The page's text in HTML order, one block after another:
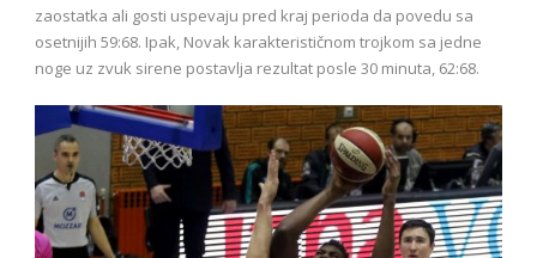
zaostatka ali gosti uspevaju pred kraj perioda da povedu sa
osetnijih 59:68. Ipak, Novak karakterističnom trojkom sa jedne
noge uz zvuk sirene postavlja rezultat posle 30 minuta, 62:68.